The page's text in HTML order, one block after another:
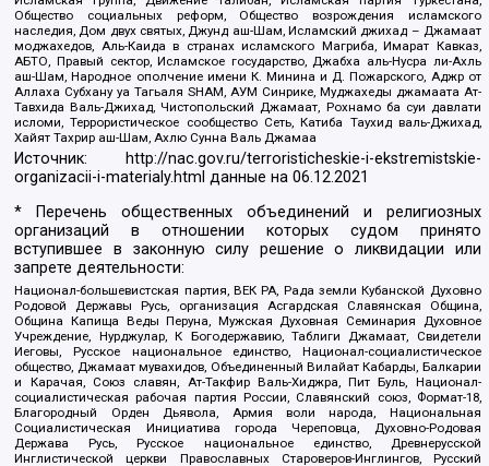
Общество социальных реформ, Общество возрождения исламского
наследия, Дом двух святых, Джунд аш-Шам, Исламский джихад – Джамаат
моджахедов, Аль-Каида в странах исламского Магриба, Имарат Кавказ,
АБТО, Правый сектор, Исламское государство, Джабха аль-Нусра ли-Ахль
аш-Шам, Народное ополчение имени К. Минина и Д. Пожарского, Аджр от
Аллаха Субхану уа Тагьаля SHAM, АУМ Синрике, Муджахеды джамаата Ат-
Тавхида Валь-Джихад, Чистопольский Джамаат, Рохнамо ба суи давлати
исломи, Террористическое сообщество Сеть, Катиба Таухид валь-Джихад,
Хайят Тахрир аш-Шам, Ахлю Сунна Валь Джамаа
Источник:
http://nac.gov.ru/terroristicheskie-i-ekstremistskie-
organizacii-i-materialy.html данные на06.12.2021
* Перечень общественных объединений и религиозных
организаций в отношении которых судом принято
вступившее в законную силу решение о ликвидации или
запрете деятельности:
Национал-большевистская партия, ВЕК РА, Рада земли Кубанской Духовно
Родовой Державы Русь, организация Асгардская Славянская Община,
Община Капища Веды Перуна, Мужская Духовная Семинария Духовное
Учреждение, Нурджулар, К Богодержавию, Таблиги Джамаат, Свидетели
Иеговы, Русское национальное единство, Национал-социалистическое
общество, Джамаат мувахидов, Объединенный Вилайат Кабарды, Балкарии
и Карачая, Союз славян, Ат-Такфир Валь-Хиджра, Пит Буль, Национал-
социалистическая рабочая партия России, Славянский союз, Формат-18,
Благородный Орден Дьявола, Армия воли народа, Национальная
Социалистическая Инициатива города Череповца, Духовно-Родовая
Держава Русь, Русское национальное единство, Древнерусской
Инглистической церкви Православных Староверов-Инглингов, Русский